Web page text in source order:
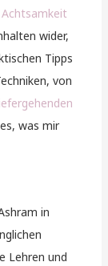
Achtsamkeit
wider,
Tipps
von
was mir
in
Lehren und